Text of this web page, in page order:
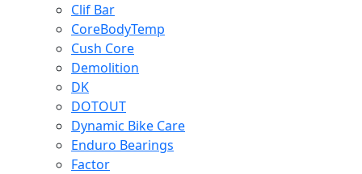
Clif Bar
CoreBodyTemp
Cush Core
Demolition
DK
DOTOUT
Dynamic Bike Care
Enduro Bearings
Factor